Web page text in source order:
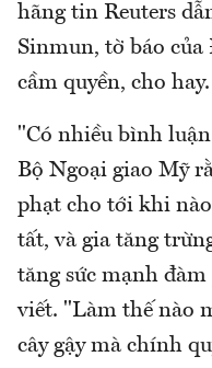
hãng tin Reuters
Sinmun, tờ báo
cầm quyền, cho hay.
"Có nhiều bình
Bộ Ngoại giao Mỹ
phạt cho tới khi
tất, và gia tăng
tăng sức mạnh
viết. "Làm thế nào
cây gậy mà chính